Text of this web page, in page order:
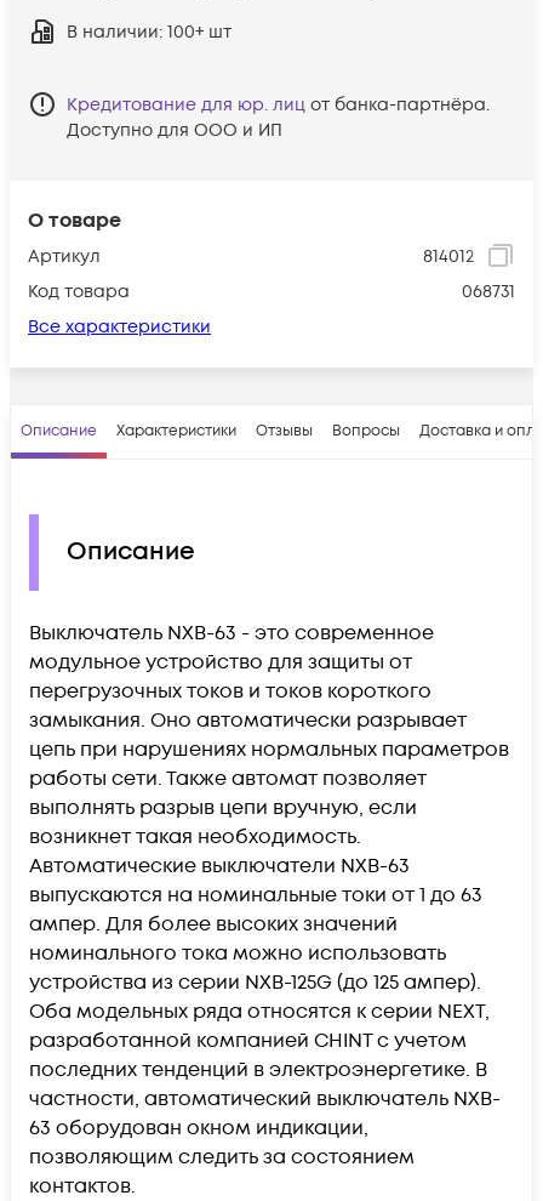
О товаре
Артикул
814012
Код товара
068731
Все характеристики
В наличии: 100+ шт
Кредитование для юр. лиц от банка-партнёра.
Доступно для ООО и ИП
Описание Характеристики Отзывы Вопросы Доставка и
Описание
Выключатель NXB-63 - это современное
модульное устройство для защиты от
перегрузочных токов и токов короткого
замыкания. Оно автоматически разрывает
цепь при нарушениях нормальных параметров
работы сети. Также автомат позволяет
выполнять разрыв цепи вручную, если
возникнет такая необходимость.
Автоматические выключатели NXB-63
выпускаются на номинальные токи от 1 до 63
ампер. Для более высоких значений
номинального тока можно использовать
устройства из серии NXB-125G (до 125 ампер).
Оба модельных ряда относятся к серии NEXT,
разработанной компанией CHINT с учетом
последних тенденций в электроэнергетике. В
частности, автоматический выключатель NXB-
63 оборудован окном индикации,
позволяющим следить за состоянием
контактов.